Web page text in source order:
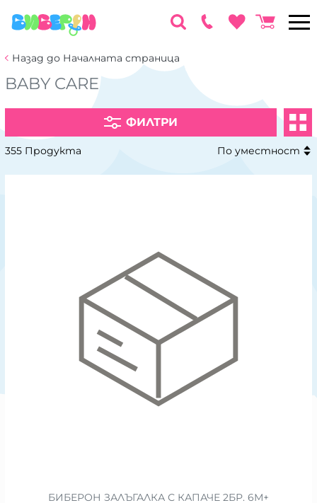
Назад до Началната страница
BABY CARE
ФИЛТРИ
355 Продукта По уместност
БИБЕРОН ЗАЛЪГАЛКА С КАПАЧЕ 2БР. 6М+